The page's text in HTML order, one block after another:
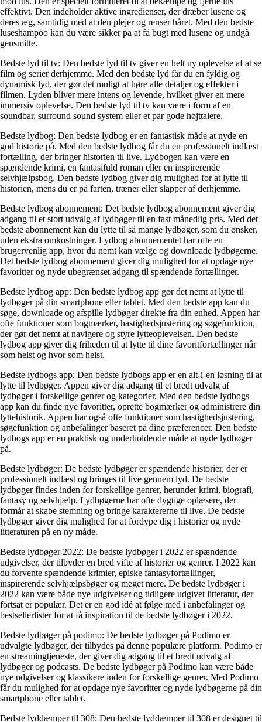
effektivt. Den indeholder aktive ingredienser, der dræber lusene og
deres æg, samtidig med at den plejer og renser håret. Med den bedste
luseshampoo kan du være sikker på at få bugt med lusene og undgå
gensmitte.
Bedste lyd til tv: Den bedste lyd til tv giver en helt ny oplevelse af at se
film og serier derhjemme. Med den bedste lyd får du en fyldig og
dynamisk lyd, der gør det muligt at høre alle detaljer og effekter i
filmen. Lyden bliver mere intens og levende, hvilket giver en mere
immersiv oplevelse. Den bedste lyd til tv kan være i form af en
soundbar, surround sound system eller et par gode højttalere.
Bedste lydbog: Den bedste lydbog er en fantastisk måde at nyde en
god historie på. Med den bedste lydbog får du en professionelt indlæst
fortælling, der bringer historien til live. Lydbogen kan være en
spændende krimi, en fantasifuld roman eller en inspirerende
selvhjælpsbog. Den bedste lydbog giver dig mulighed for at lytte til
historien, mens du er på farten, træner eller slapper af derhjemme.
Bedste lydbog abonnement: Det bedste lydbog abonnement giver dig
adgang til et stort udvalg af lydbøger til en fast månedlig pris. Med det
bedste abonnement kan du lytte til så mange lydbøger, som du ønsker,
uden ekstra omkostninger. Lydbog abonnementet har ofte en
brugervenlig app, hvor du nemt kan vælge og downloade lydbøgerne.
Det bedste lydbog abonnement giver dig mulighed for at opdage nye
favoritter og nyde ubegrænset adgang til spændende fortællinger.
Bedste lydbog app: Den bedste lydbog app gør det nemt at lytte til
lydbøger på din smartphone eller tablet. Med den bedste app kan du
søge, downloade og afspille lydbøger direkte fra din enhed. Appen har
ofte funktioner som bogmærker, hastighedsjustering og søgefunktion,
der gør det nemt at navigere og styre lytteoplevelsen. Den bedste
lydbog app giver dig friheden til at lytte til dine favoritfortællinger når
som helst og hvor som helst.
Bedste lydbogs app: Den bedste lydbogs app er en alt-i-en løsning til at
lytte til lydbøger. Appen giver dig adgang til et bredt udvalg af
lydbøger i forskellige genrer og kategorier. Med den bedste lydbogs
app kan du finde nye favoritter, oprette bogmærker og administrere din
lyttehistorik. Appen har også ofte funktioner som hastighedsjustering,
søgefunktion og anbefalinger baseret på dine præferencer. Den bedste
lydbogs app er en praktisk og underholdende måde at nyde lydbøger
på.
Bedste lydbøger: De bedste lydbøger er spændende historier, der er
professionelt indlæst og bringes til live gennem lyd. De bedste
lydbøger findes inden for forskellige genrer, herunder krimi, biografi,
fantasy og selvhjælp. Lydbøgerne har ofte dygtige oplæsere, der
formår at skabe stemning og bringe karaktererne til live. De bedste
lydbøger giver dig mulighed for at fordype dig i historier og nyde
litteraturen på en ny måde.
Bedste lydbøger 2022: De bedste lydbøger i 2022 er spændende
udgivelser, der tilbyder en bred vifte af historier og genrer. I 2022 kan
du forvente spændende krimier, episke fantasyfortællinger,
inspirerende selvhjælpsbøger og meget mere. De bedste lydbøger i
2022 kan være både nye udgivelser og tidligere udgivet litteratur, der
fortsat er populær. Det er en god idé at følge med i anbefalinger og
bestsellerlister for at få inspiration til de bedste lydbøger i 2022.
Bedste lydbøger på podimo: De bedste lydbøger på Podimo er
udvalgte lydbøger, der tilbydes på denne populære platform. Podimo er
en streamingtjeneste, der giver dig adgang til et bredt udvalg af
lydbøger og podcasts. De bedste lydbøger på Podimo kan være både
nye udgivelser og klassikere inden for forskellige genrer. Med Podimo
får du mulighed for at opdage nye favoritter og nyde lydbøgerne på din
smartphone eller tablet.
Bedste lyddæmper til 308: Den bedste lyddæmper til 308 er designet til